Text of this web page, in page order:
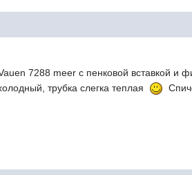
7288 meer с пенковой вставкой и
трубка слегка теплая